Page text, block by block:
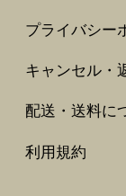
プライバシー
キャンセル・
配送・送料に
利用規約